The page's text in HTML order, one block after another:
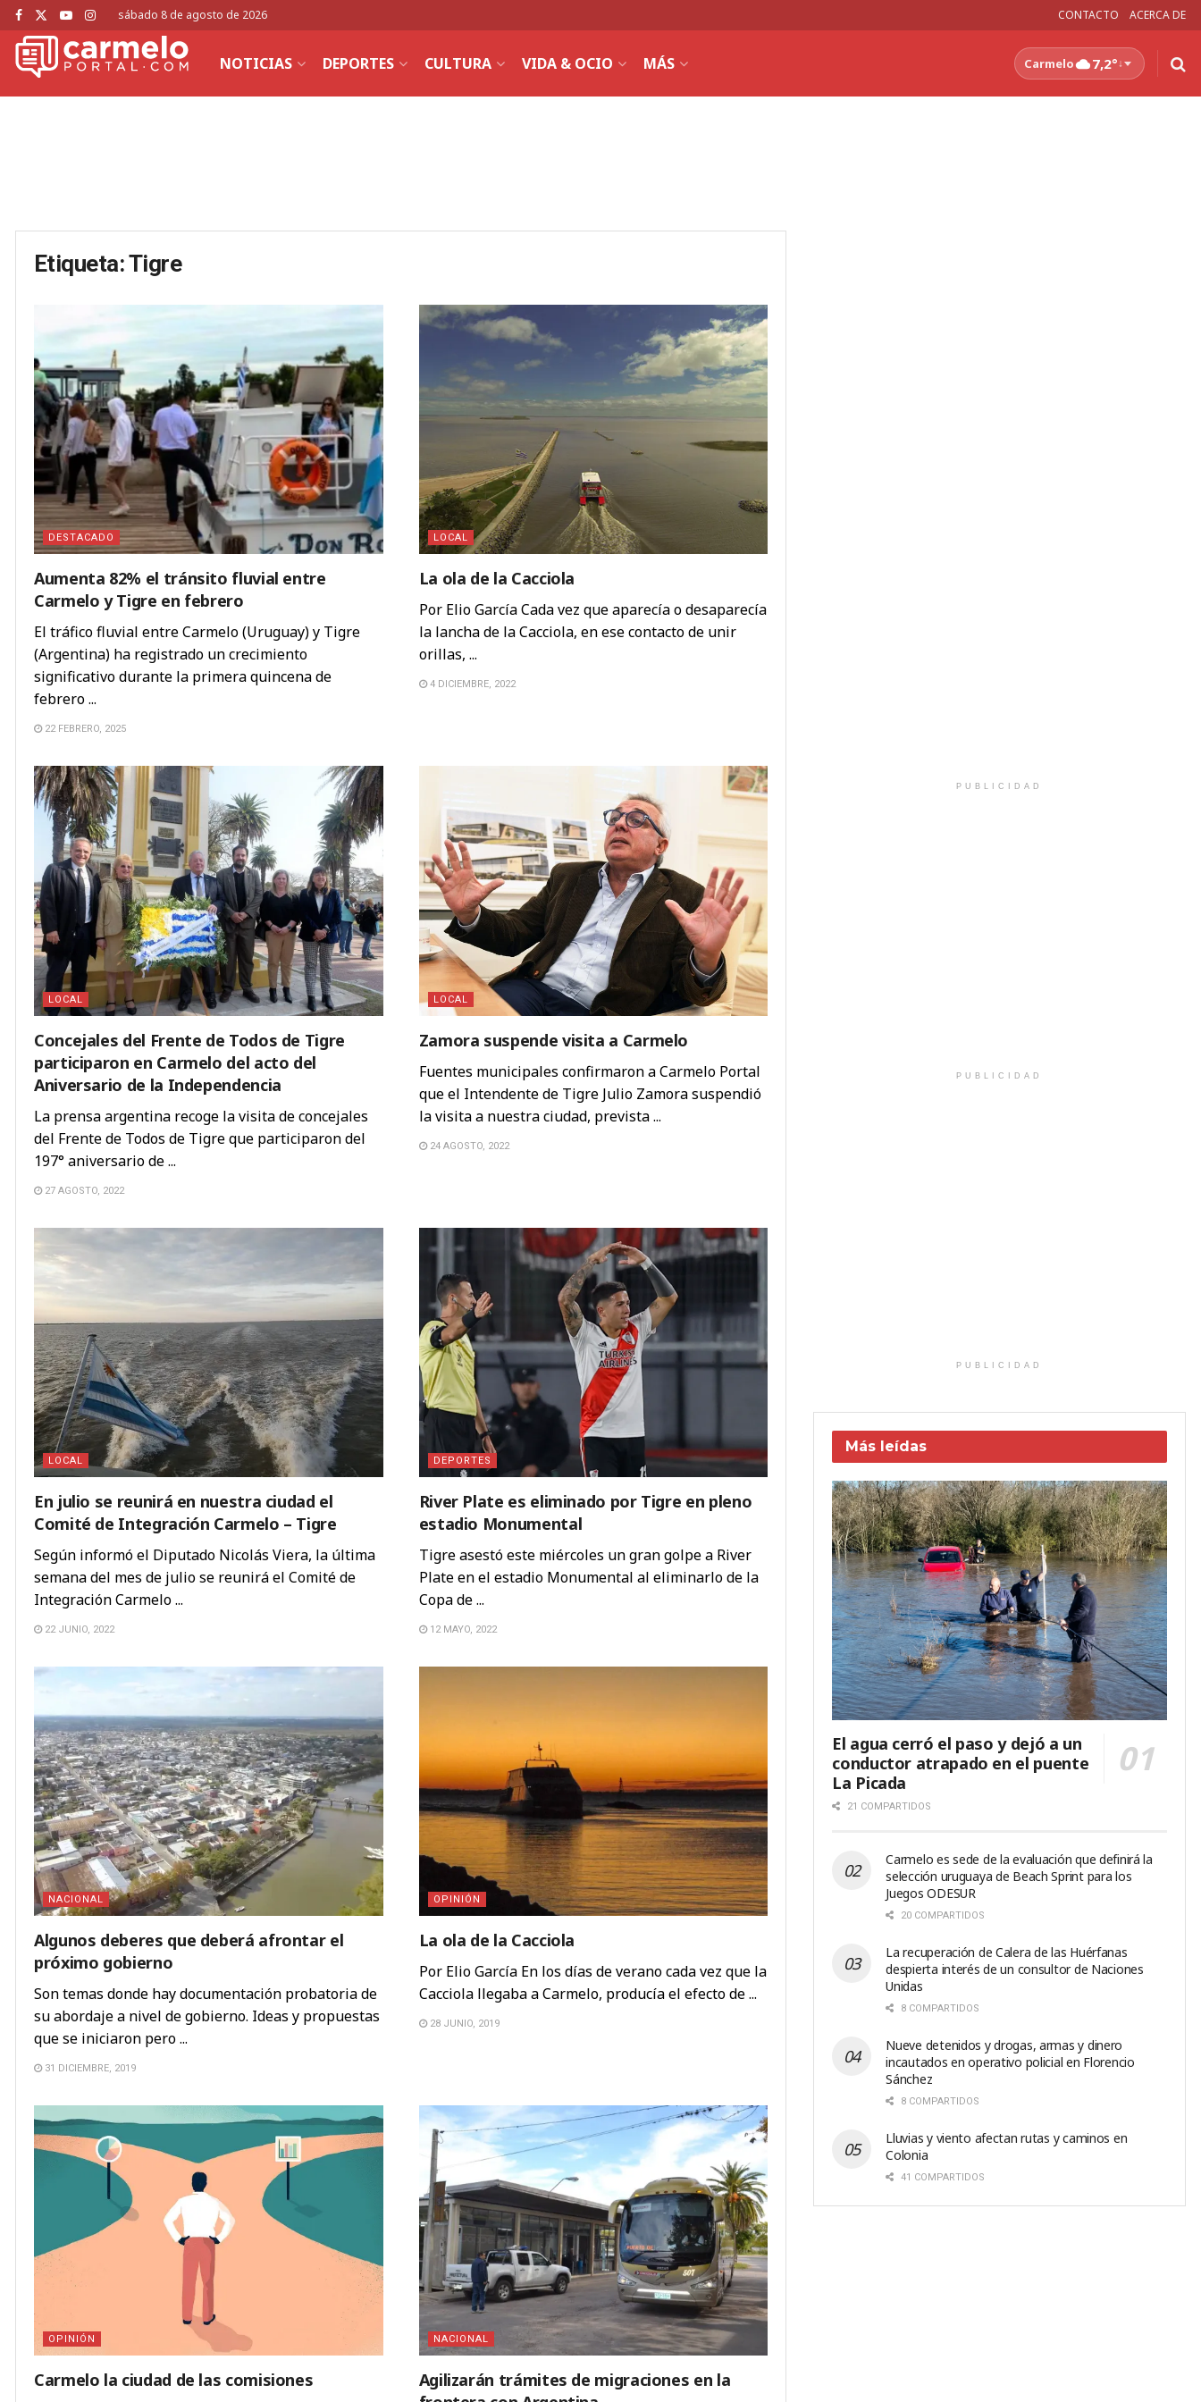
sábado 8 de agosto de 2026 CONTACTO ACERCA DE
NOTICIAS DEPORTES CULTURA VIDA & OCIO MÁS Carmelo 7,2°↓
Etiqueta:Tigre
DESTACADO
Aumenta 82% el tránsito fluvial entre
Carmelo y Tigre en febrero
El tráfico fluvial entre Carmelo (Uruguay) y Tigre
(Argentina) ha registrado un crecimiento
significativo durante la primera quincena de
febrero ...
22 FEBRERO, 2025
LOCAL
La ola de la Cacciola
Por Elio García Cada vez que aparecía o desaparecía
la lancha de la Cacciola, en ese contacto de unir
orillas, ...
4 DICIEMBRE, 2022
LOCAL
Concejales del Frente de Todos de Tigre
participaron en Carmelo del acto del
Aniversario de la Independencia
La prensa argentina recoge la visita de concejales
del Frente de Todos de Tigre que participaron del
197° aniversario de ...
27 AGOSTO, 2022
LOCAL
Zamora suspende visita a Carmelo
Fuentes municipales confirmaron a Carmelo Portal
que el Intendente de Tigre Julio Zamora suspendió
la visita a nuestra ciudad, prevista ...
24 AGOSTO, 2022
LOCAL
En julio se reunirá en nuestra ciudad el
Comité de Integración Carmelo – Tigre
Según informó el Diputado Nicolás Viera, la última
semana del mes de julio se reunirá el Comité de
Integración Carmelo ...
22 JUNIO, 2022
DEPORTES
River Plate es eliminado por Tigre en pleno
estadio Monumental
Tigre asestó este miércoles un gran golpe a River
Plate en el estadio Monumental al eliminarlo de la
Copa de ...
12 MAYO, 2022
NACIONAL
Algunos deberes que deberá afrontar el
próximo gobierno
Son temas donde hay documentación probatoria de
su abordaje a nivel de gobierno. Ideas y propuestas
que se iniciaron pero ...
31 DICIEMBRE, 2019
OPINIÓN
La ola de la Cacciola
Por Elio García En los días de verano cada vez que la
Cacciola llegaba a Carmelo, producía el efecto de ...
28 JUNIO, 2019
OPINIÓN
Carmelo la ciudad de las comisiones
NACIONAL
Agilizarán trámites de migraciones en la
PUBLICIDAD
PUBLICIDAD
PUBLICIDAD
Más leídas
El agua cerró el paso y dejó a un
conductor atrapado en el puente
La Picada
21 COMPARTIDOS
Carmelo es sede de la evaluación que definirá la
selección uruguaya de Beach Sprint para los
Juegos ODESUR
20 COMPARTIDOS
La recuperación de Calera de las Huérfanas
despierta interés de un consultor de Naciones
Unidas
8 COMPARTIDOS
Nueve detenidos y drogas, armas y dinero
incautados en operativo policial en Florencio
Sánchez
8 COMPARTIDOS
Lluvias y viento afectan rutas y caminos en
Colonia
41 COMPARTIDOS